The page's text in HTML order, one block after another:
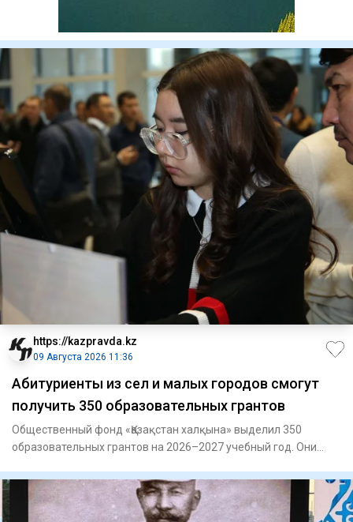
https://kazpravda.kz
09 Августа 2026 11:36
Абитуриенты из сел и малых городов смогут
получить 350 образовательных грантов
Общественный фонд «Қазақстан халқына» выделил 350
образовательных грантов на 2026–2027 учебный год. Они